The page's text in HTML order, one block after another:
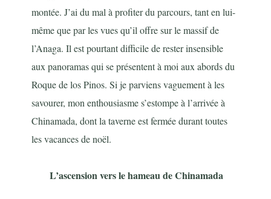
montée. J’ai du mal à profiter du parcours, tant en lui-
même que par les vues qu’il offre sur le massif de
l’Anaga. Il est pourtant difficile de rester insensible
aux panoramas qui se présentent à moi aux abords du
Roque de los Pinos. Si je parviens vaguement à les
savourer, mon enthousiasme s’estompe à l’arrivée à
Chinamada, dont la taverne est fermée durant toutes
les vacances de noël.
L’ascension vers le hameau de Chinamada